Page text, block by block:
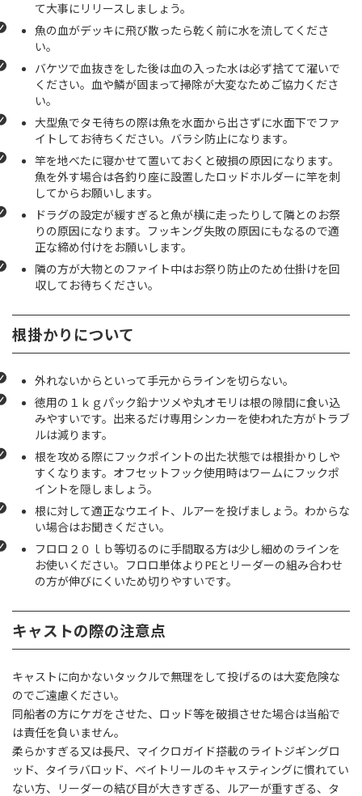
て大事にリリースしましょう。
魚の血がデッキに飛び散ったら乾く前に水を流してくださ
い。
バケツで血抜きをした後は血の入った水は必ず捨てて濯いで
ください。血や鱗が固まって掃除が大変なためご協力くださ
い。
大型魚でタモ待ちの際は魚を水面から出さずに水面下でファ
イトしてお待ちください。バラシ防止になります。
竿を地べたに寝かせて置いておくと破損の原因になります。
魚を外す場合は各釣り座に設置したロッドホルダーに竿を刺
してからお願いします。
ドラグの設定が緩すぎると魚が横に走ったりして隣とのお祭
りの原因になります。フッキング失敗の原因にもなるので適
正な締め付けをお願いします。
隣の方が大物とのファイト中はお祭り防止のため仕掛けを回
収してお待ちください。
根掛かりについて
外れないからといって手元からラインを切らない。
徳用の１ｋｇパック鉛ナツメや丸オモリは根の隙間に食い込
みやすいです。出来るだけ専用シンカーを使われた方がトラブ
ルは減ります。
根を攻める際にフックポイントの出た状態では根掛かりしや
すくなります。オフセットフック使用時はワームにフックポ
イントを隠しましょう。
根に対して適正なウエイト、ルアーを投げましょう。わからな
い場合はお聞きください。
フロロ２０ｌｂ等切るのに手間取る方は少し細めのラインを
お使いください。フロロ単体よりPEとリーダーの組み合わせ
の方が伸びにくいため切りやすいです。
キャストの際の注意点
キャストに向かないタックルで無理をして投げるのは大変危険な
のでご遠慮ください。
同船者の方にケガをさせた、ロッド等を破損させた場合は当船で
は責任を負いません。
柔らかすぎる又は長尺、マイクロガイド搭載のライトジギングロ
ッド、タイラバロッド、ベイトリールのキャスティングに慣れてい
ない方、リーダーの結び目が大きすぎる、ルアーが重すぎる、タ